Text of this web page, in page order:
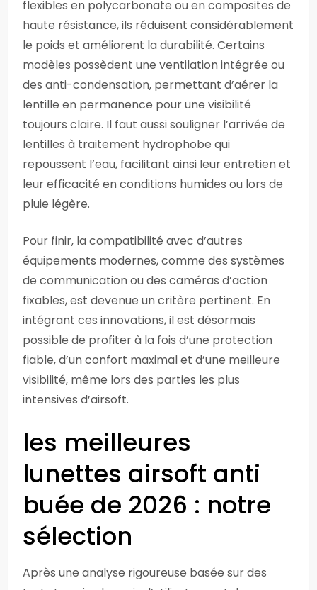
flexibles en polycarbonate ou en composites de
haute résistance, ils réduisent considérablement
le poids et améliorent la durabilité. Certains
modèles possèdent une ventilation intégrée ou
des anti-condensation, permettant d’aérer la
lentille en permanence pour une visibilité
toujours claire. Il faut aussi souligner l’arrivée de
lentilles à traitement hydrophobe qui
repoussent l’eau, facilitant ainsi leur entretien et
leur efficacité en conditions humides ou lors de
pluie légère.
Pour finir, la compatibilité avec d’autres
équipements modernes, comme des systèmes
de communication ou des caméras d’action
fixables, est devenue un critère pertinent. En
intégrant ces innovations, il est désormais
possible de profiter à la fois d’une protection
fiable, d’un confort maximal et d’une meilleure
visibilité, même lors des parties les plus
intensives d’airsoft.
les meilleures
lunettes airsoft anti
buée de 2026 : notre
sélection
Après une analyse rigoureuse basée sur des